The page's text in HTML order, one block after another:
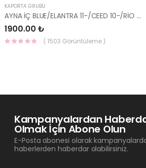
KAPORTA GRUBU
AYNA İÇ BLUE/ELANTRA 11-/CEED 10-/RİO 12-/SPORTAGE 11- 85101-3X100-HMC
1900.00 ₺
( 1503 Görüntüleme )
Kampanyalardan
Olmak İçin Abone Olun
E-Posta abonesi olarak
haberlerden haberdar olabilirsiniz.